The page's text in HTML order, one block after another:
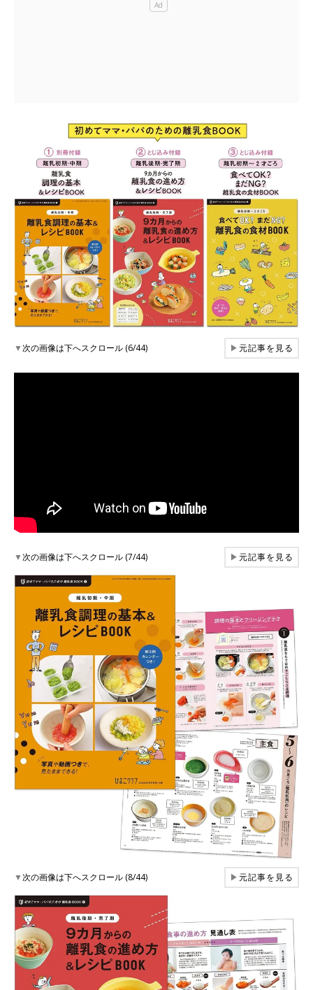
▼次の画像は下へスクロール (6/44) ▶元記事を見る
▼次の画像は下へスクロール (7/44) ▶元記事を見る
▼次の画像は下へスクロール (8/44) ▶元記事を見る